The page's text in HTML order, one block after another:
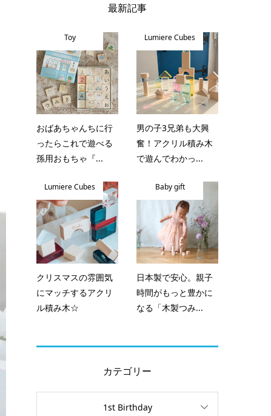
最新記事
Toy
おばあちゃんちに行
ったらこれで遊べる
孫用おもちゃ『...
Lumiere Cubes
男の子3兄弟も大興
奮！アクリル積み木
で遊んでわかっ...
Lumiere Cubes
クリスマスの雰囲気
にマッチするアクリ
ル積み木☆
Baby gift
日本製で安心。親子
時間がもっと豊かに
なる「木製つみ...
カテゴリー
1st Birthday